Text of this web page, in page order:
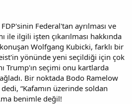
Federal'tan ayrılması ve
ile ilgili işten çıkarılması hakkında
Wolfgang Kubicki, farklı bir
yönünde yeni seçildiği için çok
Trump'ın seçimi onu kartlarda
Bir noktada Bodo Ramelow
dedi, “Kafamın üzerinde soldan
benimle değil!